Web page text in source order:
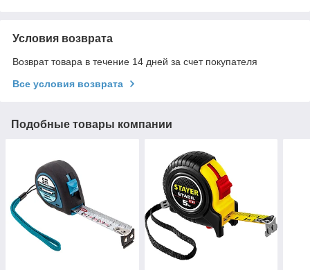
Условия возврата
Возврат товара в течение 14 дней за счет покупателя
Все условия возврата
Подобные товары компании